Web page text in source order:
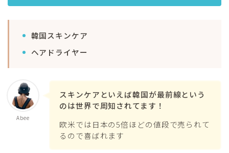
韓国スキンケア
ヘアドライヤー
Abee
スキンケアといえば韓国が最前線という
のは世界で周知されてます！
欧米では日本の5倍ほどの値段で売られて
るので喜ばれます